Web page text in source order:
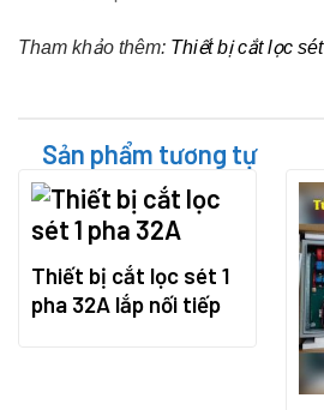
Tham khảo thêm: Thiết bị cắt lọc sét
Sản phẩm tương tự
Thiết bị cắt lọc sét 1
pha 32A lắp nối tiếp